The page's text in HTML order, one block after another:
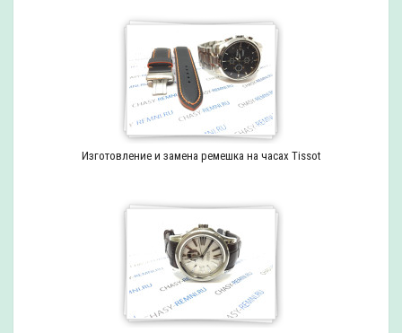
Изготовление и замена ремешка на часах Tissot